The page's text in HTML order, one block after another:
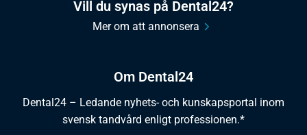
Om Dental24
Dental24 – Ledande nyhets- och kunskapsportal inom
svensk tandvård enligt professionen.*
Vill du synas på Dental24?
Mer om att annonsera